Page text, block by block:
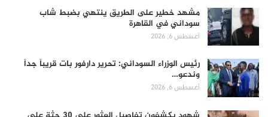
مشهد خطير على الطريق ينتهي بضبط شاب
سوداني في القاهرة
أغسطس 6, 2026
رئيس الوزراء السوداني: تحرير دارفور بات قريباً جداً
وندعو…
أغسطس 6, 2026